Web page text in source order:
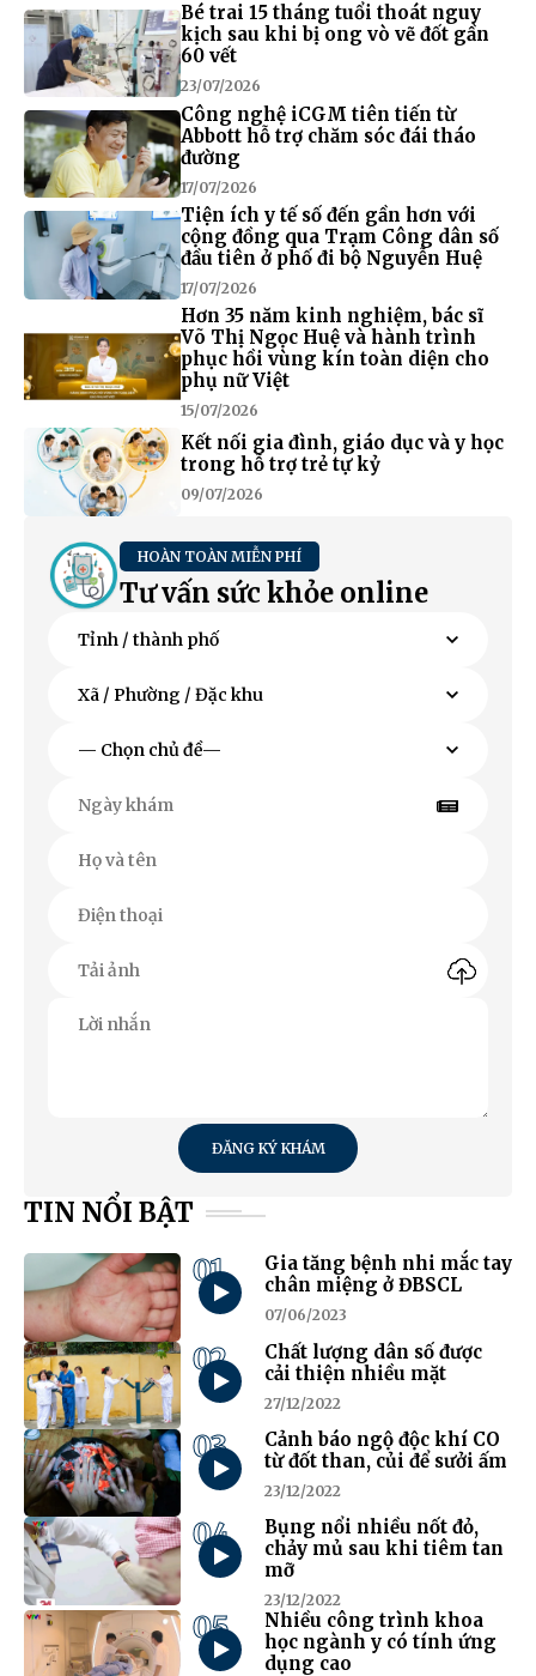
Bé trai 15 tháng tuổi thoát nguy
kịch sau khi bị ong vò vẽ đốt gần
60 vết
23/07/2026
Công nghệ iCGM tiên tiến từ
Abbott hỗ trợ chăm sóc đái tháo
đường
17/07/2026
Tiện ích y tế số đến gần hơn với
cộng đồng qua Trạm Công dân số
đầu tiên ở phố đi bộ Nguyễn Huệ
17/07/2026
Hơn 35 năm kinh nghiệm, bác sĩ
Võ Thị Ngọc Huệ và hành trình
phục hồi vùng kín toàn diện cho
phụ nữ Việt
15/07/2026
Kết nối gia đình, giáo dục và y học
trong hỗ trợ trẻ tự kỷ
09/07/2026
HOÀN TOÀN MIỄN PHÍ
Tư vấn sức khỏe online
ĐĂNG KÝ KHÁM
TIN NỔI BẬT
01
Gia tăng bệnh nhi mắc tay
chân miệng ở ĐBSCL
07/06/2023
02
Chất lượng dân số được
cải thiện nhiều mặt
27/12/2022
03
Cảnh báo ngộ độc khí CO
từ đốt than, củi để sưởi ấm
23/12/2022
04
Bụng nổi nhiều nốt đỏ,
chảy mủ sau khi tiêm tan
mỡ
23/12/2022
05
Nhiều công trình khoa
học ngành y có tính ứng
dụng cao